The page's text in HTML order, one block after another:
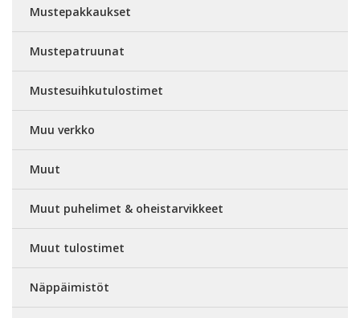
Mustepakkaukset
Mustepatruunat
Mustesuihkutulostimet
Muu verkko
Muut
Muut puhelimet & oheistarvikkeet
Muut tulostimet
Näppäimistöt